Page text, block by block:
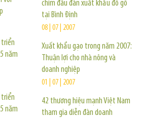
triển
năm
triển
năm
chim đầu đàn xuất khẩu đồ gỗ
tại Bình Định
08 | 07 | 2007
Xuất khẩu gạo trong năm 2007:
Thuận lợi cho nhà nông và
doanh nghiệp
01 | 07 | 2007
42 thương hiệu mạnh Việt Nam
tham gia diễn đàn doanh